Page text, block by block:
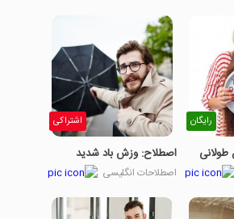
رایگان اشتراکی
اصطلاح: وزش باد شدید
اصطلاحات انگلیسی